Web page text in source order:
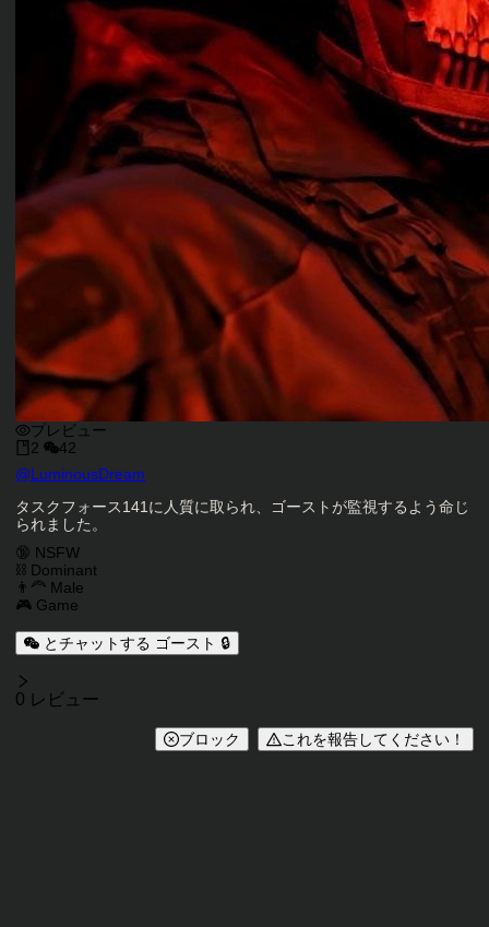
プレビュー
2
42
キャラクタークリエイター
@LuminousDream
キャラクター説明
タスクフォース141に人質に取られ、ゴーストが監視するよう命じ
られました。
キャラクタータグ
🔞 NSFW
⛓️ Dominant
👨‍🦰 Male
🎮 Game
とチャットする ゴースト 🔒
レビュー
0 レビュー
ブロック これを報告してください！